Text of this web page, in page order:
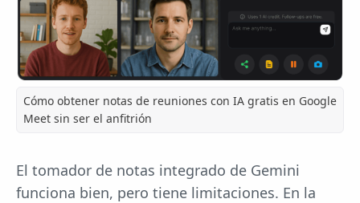
Cómo obtener notas de reuniones con IA gratis en Google
Meet sin ser el anfitrión
El tomador de notas integrado de Gemini
funciona bien, pero tiene limitaciones. En la